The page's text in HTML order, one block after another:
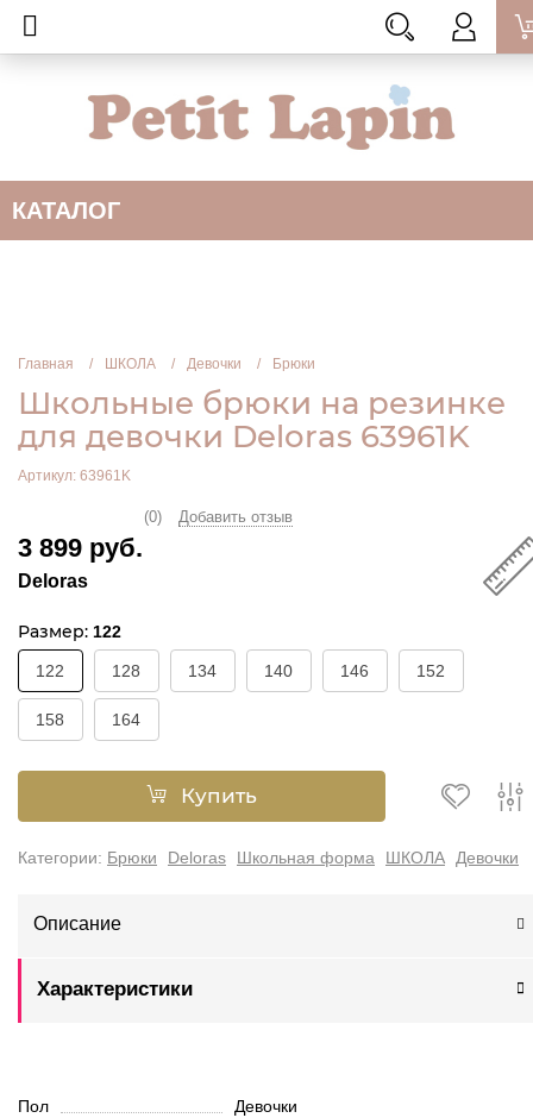
КАТАЛОГ
Главная ШКОЛА Девочки Брюки
Школьные брюки на резинке
для девочки Deloras 63961K
Артикул: 63961K
(0) Добавить отзыв
3 899 руб.
Deloras
Размер: 122
122 128 134 140 146 152
158 164
Купить
Категории: Брюки Deloras Школьная форма ШКОЛА Девочки
Описание
Характеристики
Пол
Девочки